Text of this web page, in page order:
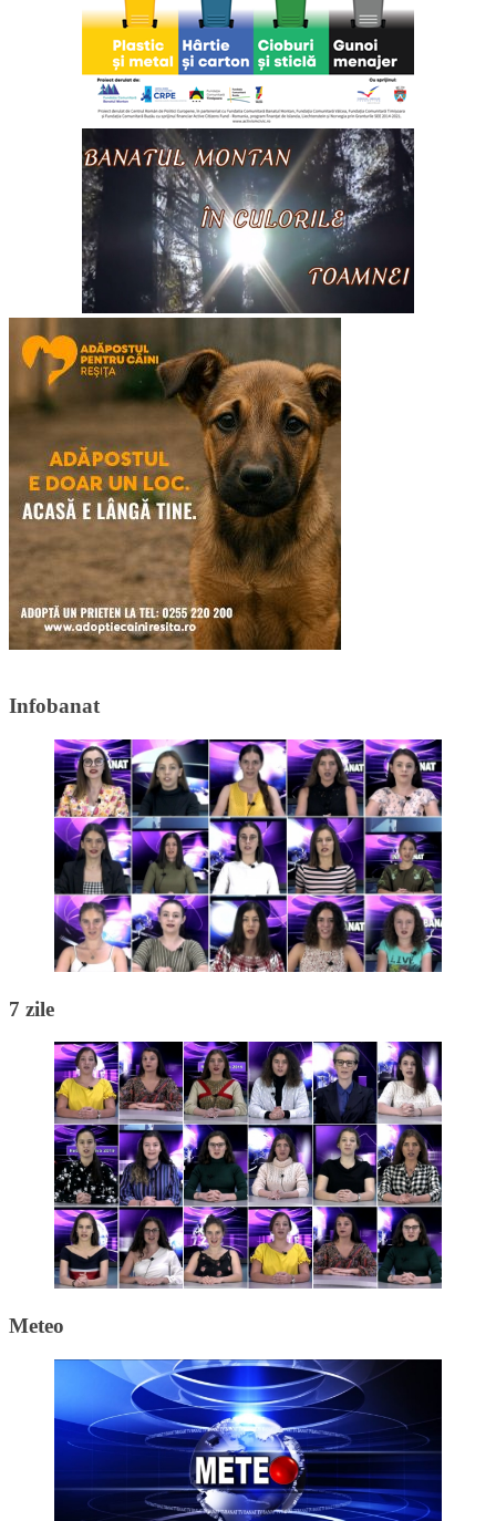
Infobanat
7 zile
Meteo